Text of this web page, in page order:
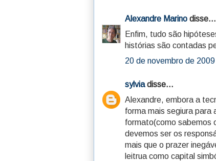
Alexandre Marino disse...
Enfim, tudo são
histórias são contadas
20 de novembro de
sylviadisse...
Alexandre, embora a
forma mais segiura para
formato(como sabemos
devemos ser os
mais que o prazer
leitrua como capital